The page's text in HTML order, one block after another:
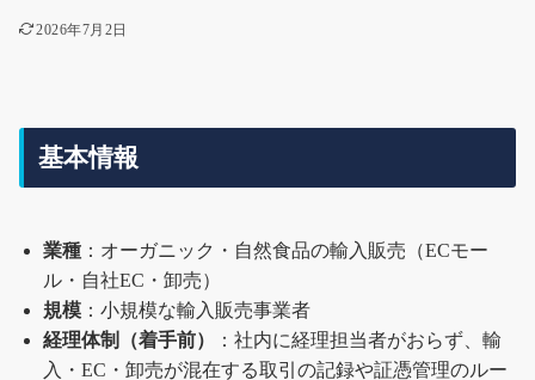
2026年7月2日
基本情報
業種 ：オーガニック・自然食品の輸入販売（ECモー
ル・自社EC・卸売）
規模 ：小規模な輸入販売事業者
経理体制（着手前）
：社内に経理担当者がおらず、輸
入・EC・卸売が混在する取引の記録や証憑管理のルー